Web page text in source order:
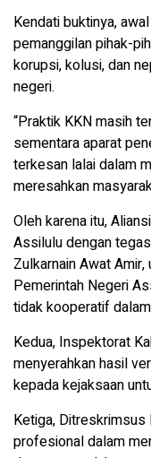
Kendati buktinya,
pemanggilan pihak-
korupsi, kolusi, dan
negeri.
“Praktik KKN masih
sementara aparat
terkesan lalai dalam
meresahkan
Oleh karena itu,
Assilulu dengan
Zulkarnain Awat
Pemerintah Negeri
tidak kooperatif
Kedua, Inspektorat
menyerahkan hasil
kepada kejaksaan
Ketiga,
profesional dalam